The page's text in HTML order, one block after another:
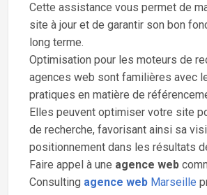
Cette assistance vous permet de
site à jour et de garantir son bon
long terme.
Optimisation pour les moteurs de
agences web sont familières avec
pratiques en matière de
Elles peuvent optimiser votre site
de recherche, favorisant ainsi sa
positionnement dans les résultats
Faire appel à une agence web
Consulting agence web Marseille